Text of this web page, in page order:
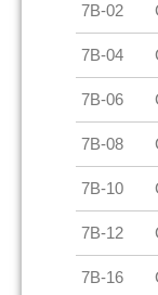
7B-02
7B-04
7B-06
7B-08
7B-10
7B-12
7B-16